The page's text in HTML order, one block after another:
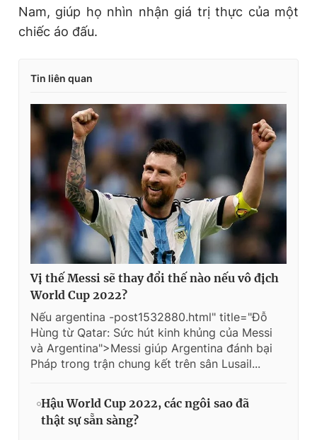
Nam, giúp họ nhìn nhận giá trị thực của một
chiếc áo đấu.
Tin liên quan
Vị thế Messi sẽ thay đổi thế nào nếu vô địch
World Cup 2022?
Nếu argentina -post1532880.html" title="Đỗ
Hùng từ Qatar: Sức hút kinh khủng của Messi
và Argentina">Messi giúp Argentina đánh bại
Pháp trong trận chung kết trên sân Lusail...
Hậu World Cup 2022, các ngôi sao đã
thật sự sẵn sàng?